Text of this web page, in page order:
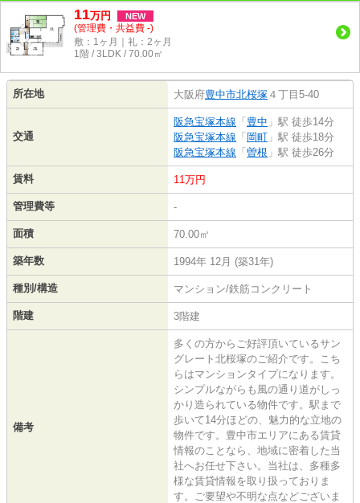
11万円 NEW
(管理費・共益費 -)
敷：1ヶ月｜礼：2ヶ月
1階 / 3LDK / 70.00㎡
所在地 大阪府豊中市北桜塚 ４丁目5-40
交通
阪急宝塚本線 「 豊中 」駅 徒歩14分
阪急宝塚本線 「 岡町 」駅 徒歩18分
阪急宝塚本線 「 曽根 」駅 徒歩26分
賃料 11万円
管理費等 -
面積 70.00㎡
築年数 1994年 12月 (築31年)
種別/構造 マンション/鉄筋コンクリート
階建 3階建
備考
多くの方からご好評頂いているサン
グレート北桜塚のご紹介です。こち
らはマンションタイプになります。
シンプルながらも風の通り道がしっ
かり造られている物件です。駅まで
歩いて14分ほどの、魅力的な立地の
物件です。豊中市エリアにある賃貸
情報のことなら、地域に密着した当
社へお任せ下さい。当社は、多種多
様な賃貸情報を取り扱っておりま
す。ご要望や不明な点などございま